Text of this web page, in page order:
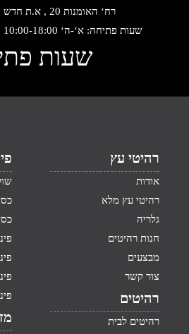
רח‘ האומנות 20 , א.ת חדש נתניה, טלפון:
שעות פתיחה: א‘-ה‘ 10:00-18:00 , שישי: 9:00-14:00
שעות
רהיטי עץ
אודות
רהיטי עץ מלא
גלריה
חנות רהיטים
מבצעים
צור קשר
רהיטים
רהיטים לבית